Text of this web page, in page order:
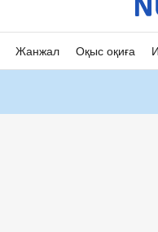
Жанжал Оқыс оқиға